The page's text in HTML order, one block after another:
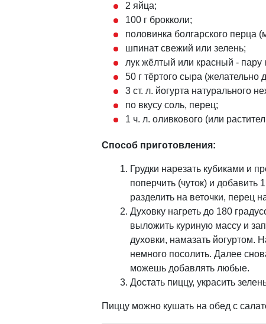
2 яйца;
100 г брокколи;
половинка болгарского перца
шпинат свежий или зелень;
лук жёлтый или красный - пару
50 г тёртого сыра (желательно
3 ст. л. йогурта натурального
по вкусу соль, перец;
1 ч. л. оливкового (или
Способ приготовления:
Грудки нарезать кубиками и
поперчить (чуток) и добавить
разделить на веточки, перец
Духовку нагреть до 180
выложить куриную массу и
духовки, намазать йогуртом.
немного посолить. Далее
можешь добавлять любые.
Достать пиццу, украсить
Пиццу можно кушать на обед с